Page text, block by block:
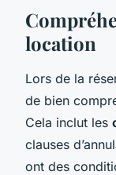
location
Lors de la
de bien
Cela inclut les
clauses
ont des